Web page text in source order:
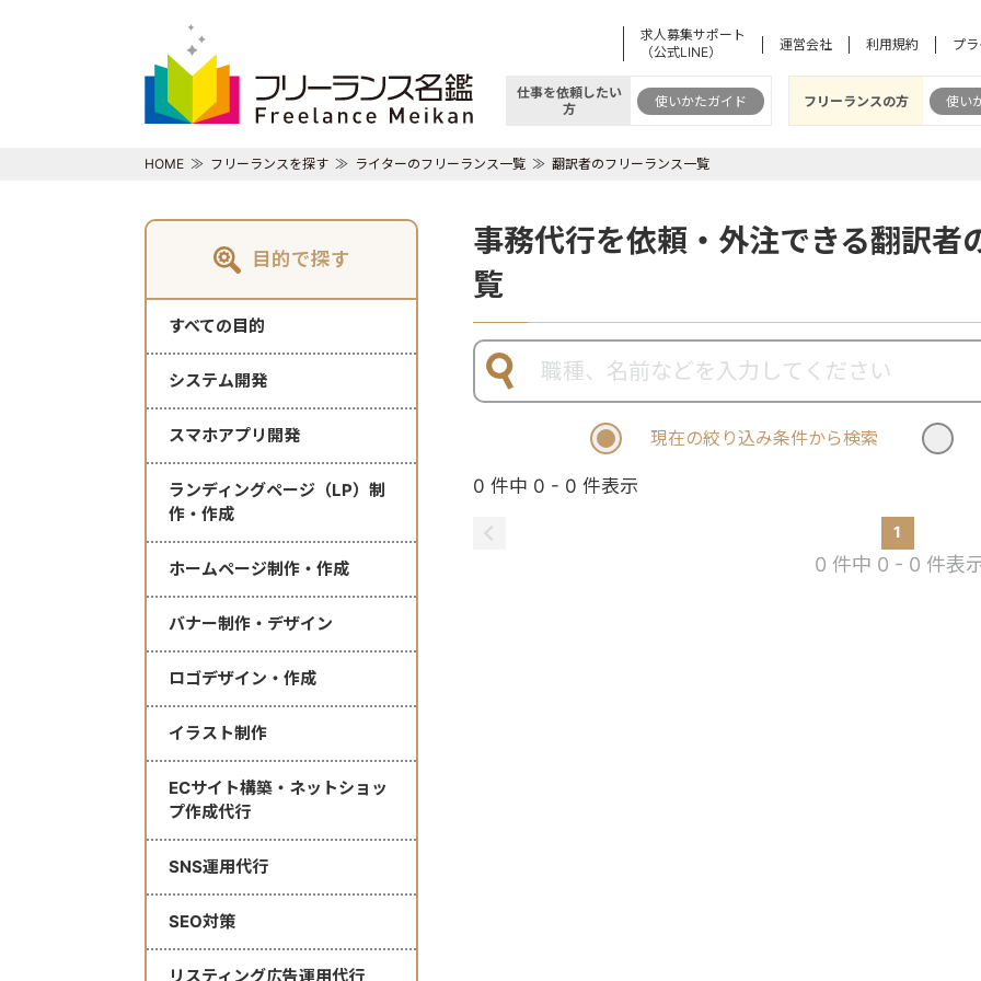
求人募集サポート
（公式LINE）
運営会社 利用規約 プ
仕事を依頼したい
方
使いかたガイド フリーランスの方 使い
HOME フリーランスを探す ライターのフリーランス一覧 翻訳者のフリーランス一覧
目的で探す
すべての目的
システム開発
スマホアプリ開発
ランディングページ（LP）制
作・作成
ホームページ制作・作成
バナー制作・デザイン
ロゴデザイン・作成
イラスト制作
ECサイト構築・ネットショッ
プ作成代行
SNS運用代行
SEO対策
リスティング広告運用代行
事務代行を依頼・外注できる翻訳者
覧
現在の絞り込み条件から検索
0 件中 0 - 0 件表示
1
0 件中 0 - 0 件表